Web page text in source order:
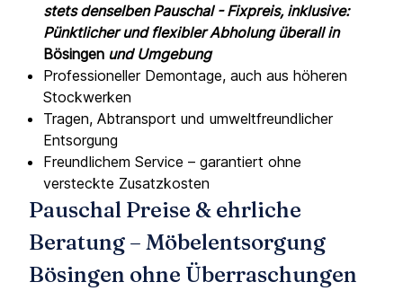
stets denselben Pauschal - Fixpreis, inklusive:
Pünktlicher und flexibler Abholung überall in
Bösingen und Umgebung
Professioneller Demontage, auch aus höheren
Stockwerken
Tragen, Abtransport und umweltfreundlicher
Entsorgung
Freundlichem Service – garantiert ohne
versteckte Zusatzkosten
Pauschal Preise & ehrliche
Beratung – Möbelentsorgung
Bösingen ohne Überraschungen